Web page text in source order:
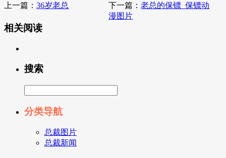
上一篇： 36岁老总 下一篇：老总的保镖_保镖动
漫图片
相关阅读
搜索
分类导航
总裁图片
总裁新闻